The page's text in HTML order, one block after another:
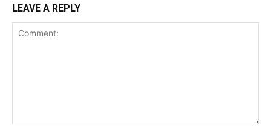
LEAVE A REPLY